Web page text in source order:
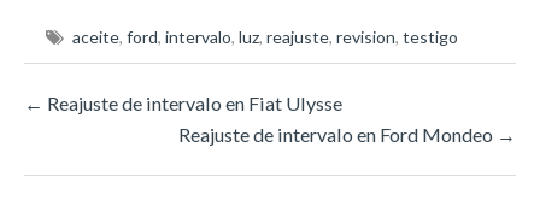
aceite, ford, intervalo, luz, reajuste, revision, testigo
← Reajuste de intervalo en Fiat Ulysse
Reajuste de intervalo en Ford Mondeo →